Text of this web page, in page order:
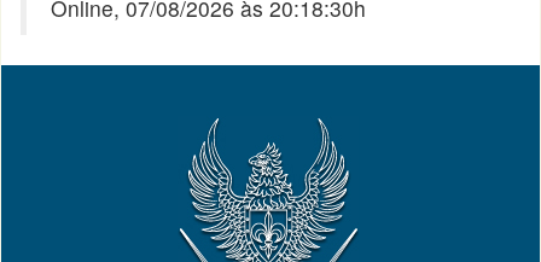
Online, 07/08/2026 às 20:18:30h